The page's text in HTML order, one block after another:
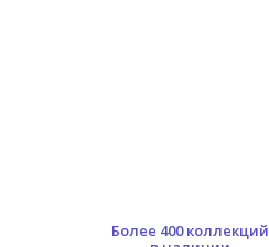
Более 400 коллекций